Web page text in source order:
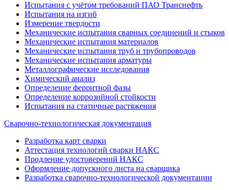
Испытания с учётом требований ПАО Транснефть
Испытания на изгиб
Измерение твердости
Механические испытания сварных соединений и стыков
Механические испытания материалов
Механические испытания труб и трубопроводов
Механические испытания арматуры
Металлографические исследования
Химический анализ
Определение ферритной фазы
Определение коррозийной стойкости
Испытания на статичные растяжения
Сварочно-технологическая документация
Разработка карт сварки
Аттестация технологий сварки НАКС
Продление удостоверений НАКС
Оформление допускного листа на сварщика
Разработка сварочно-технологической документации